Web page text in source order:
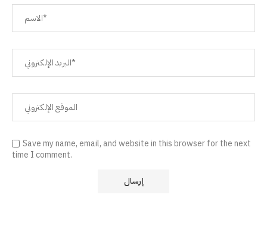
Save my name, email, and website in this browser for the next
time I comment.